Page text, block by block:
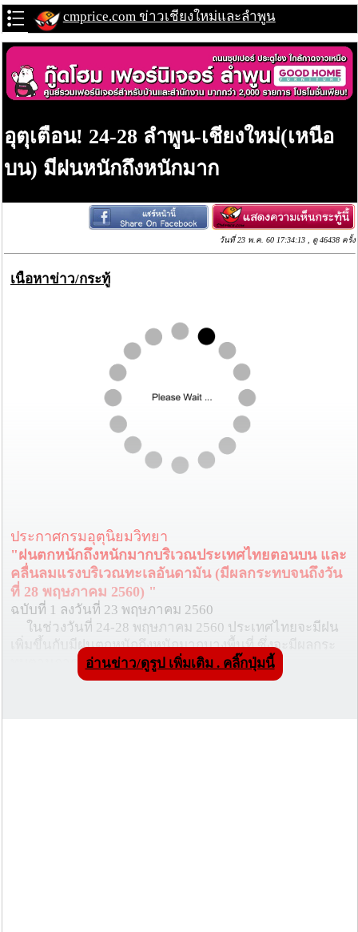
cmprice.com ข่าวเชียงใหม่และลำพูน
อุตุเตือน! 24-28 ลำพูน-เชียงใหม่(เหนือ
บน) มีฝนหนักถึงหนักมาก
วันที่ 23 พ.ค. 60 17:34:13 , ดู 46438 ครั้ง
เนื้อหาข่าว/กระทู้
ประกาศกรมอุตุนิยมวิทยา
"ฝนตกหนักถึงหนักมากบริเวณประเทศไทยตอนบน และ
คลื่นลมแรงบริเวณทะเลอันดามัน (มีผลกระทบจนถึงวัน
ที่ 28 พฤษภาคม 2560) "
ฉบับที่ 1 ลงวันที่ 23 พฤษภาคม 2560
ในช่วงวันที่ 24-28 พฤษภาคม 2560 ประเทศไทยจะมีฝน
เพิ่มขึ้นกับมีฝนตกหนักถึงหนักมากบางพื้นที่ ซึ่งจะมีผลกระ
ทบตามภาคต่างๆดังนี้อ่านข่าว/ดูรูป เพิ่มเติม . คลิ๊กปุ่มนี้